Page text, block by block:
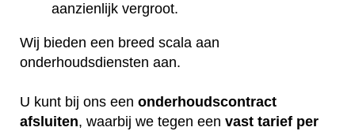
aanzienlijk vergroot.
Wij bieden een breed scala aan
onderhoudsdiensten aan.
U kunt bij ons een onderhoudscontract
afsluiten, waarbij we tegen een vast tarief per